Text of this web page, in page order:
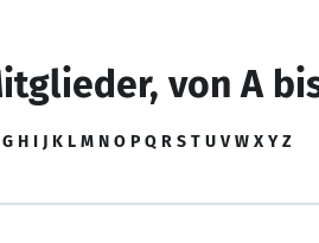
von A
G H I J K L M N O P Q R S T U V W X Y Z